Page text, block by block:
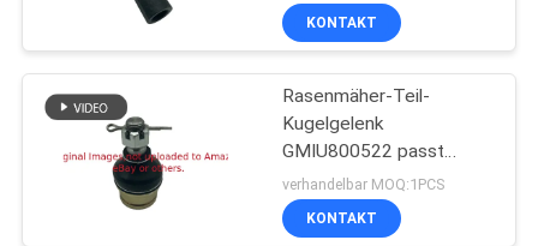
KONTAKT
Rasenmäher-Teil-
Kugelgelenk
GMIU800522 passt
Gebrauchsfahrzeug
Deere ProGator
verhandelbar MOQ:1PCS
KONTAKT